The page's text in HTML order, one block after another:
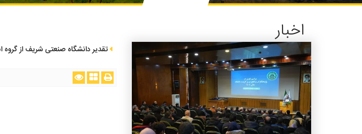
اخبار
تقدیر دانشگاه صنعتی شریف از گروه